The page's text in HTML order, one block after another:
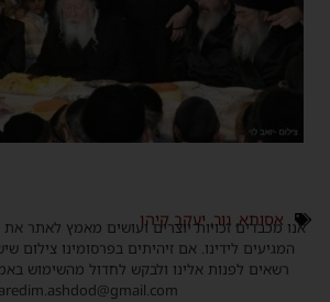
אסותא, גור,יעקב קיהן
אנו מכבדים זכויות יוצרים ועושים מאמץ לאתר את
המגיעים לידינו. אם זיהיתים בפרסומינו צילום
רשאים לפנות אלינו ולבקש לחדול מהשימוש